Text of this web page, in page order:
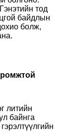
тод
байдлын
болж,
литийн
байнга